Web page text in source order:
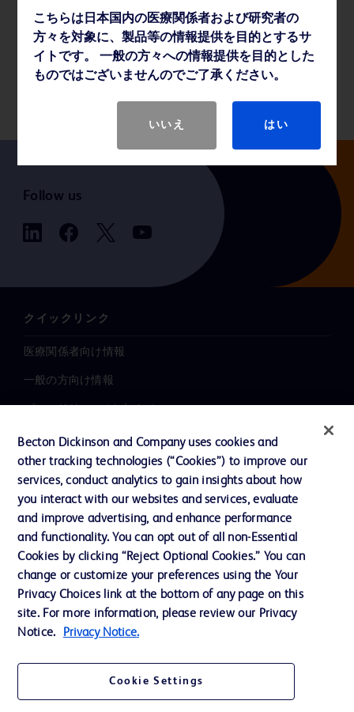
薬事・その他情報
製品基本仕様
Follow us
クイックリンク
医療関係者向け情報
一般の方向け情報
プレスリリース / お知らせ
インクルージョン、ダイバー
シティ ＆ エクイティ
投資家向け情報（英語）
会社案内
お問い合わせ
Cookie Preferences
プライバシーポリシー
こちらは日本国内の医療関係者および研究者の
方々を対象に、製品等の情報提供を目的とするサ
イトです。 一般の方々への情報提供を目的とした
ものではございませんのでご了承ください。
いいえ はい
Becton Dickinson and Company uses cookies and
other tracking technologies (“Cookies”) to improve our
services, conduct analytics to gain insights about how
you interact with our websites and services, evaluate
and improve advertising, and enhance performance
and functionality. You can opt out of all non-Essential
Cookies by clicking “Reject Optional Cookies.” You can
change or customize your preferences using the Your
Privacy Choices link at the bottom of any page on this
site. For more information, please review our Privacy
Notice.
Privacy Notice.
Cookie Settings